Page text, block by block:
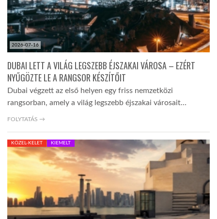
2026-07-16
DUBAI LETT A VILÁG LEGSZEBB ÉJSZAKAI VÁROSA – EZÉRT
NYŰGÖZTE LE A RANGSOR KÉSZÍTŐIT
Dubai végzett az első helyen egy friss nemzetközi
rangsorban, amely a világ legszebb éjszakai városait…
FOLYTATÁS →
KÖZEL-KELET KIEMELT